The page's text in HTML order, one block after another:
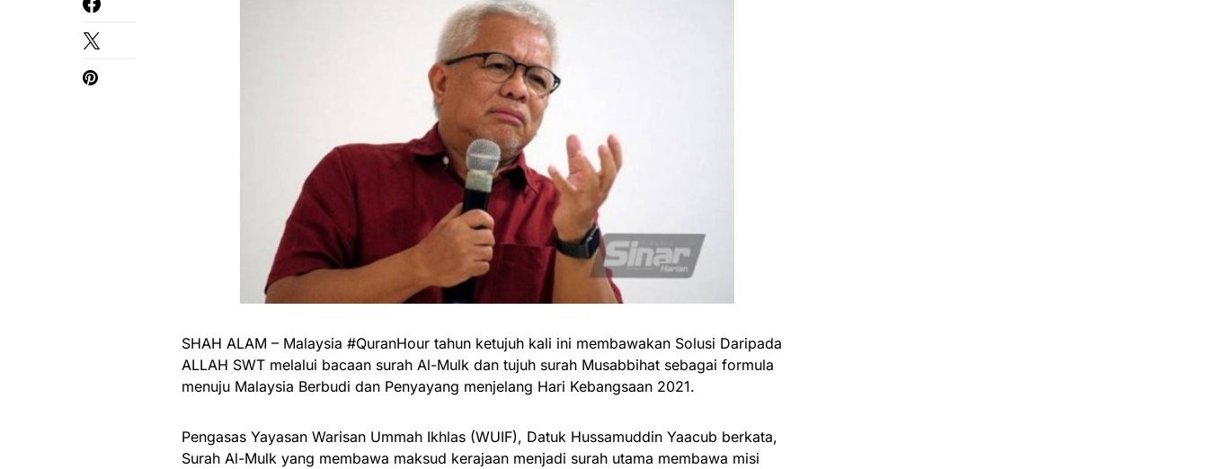
SHAH ALAM – Malaysia #QuranHour tahun ketujuh kali ini membawakan Solusi Daripada
ALLAH SWT melalui bacaan surah Al-Mulk dan tujuh surah Musabbihat sebagai formula
menuju Malaysia Berbudi dan Penyayang menjelang Hari Kebangsaan 2021.
Pengasas Yayasan Warisan Ummah Ikhlas (WUIF), Datuk Hussamuddin Yaacub berkata,
Surah Al-Mulk yang membawa maksud kerajaan menjadi surah utama membawa misi